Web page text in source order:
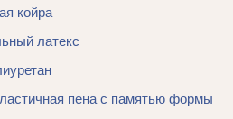
койра
латекс
пена с памятью формы